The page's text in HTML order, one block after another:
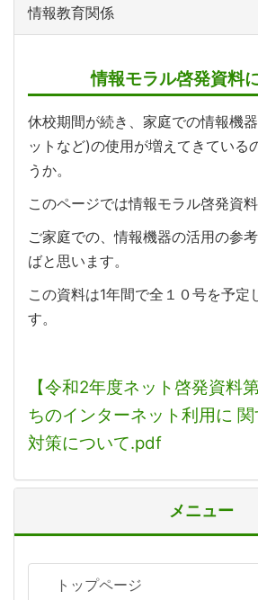
情報教育関係
情報モラル啓発資料
休校期間が続き、家庭での情報機
ットなど)の使用が増えてきている
うか。
このページでは情報モラル啓発資
ご家庭での、情報機器の活用の参
ばと思います。
この資料は1年間で全１０号を予定
す。
【令和2年度ネット啓発資料
ちのインターネット利用に
対策について.pdf
メニュー
トップページ